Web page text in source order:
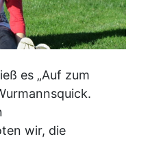
es „Auf zum
wir, die